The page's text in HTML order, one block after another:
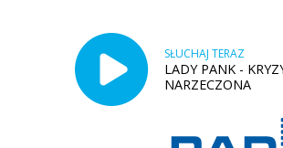
SŁUCHAJ TERAZ
LADY PANK -
NARZECZONA